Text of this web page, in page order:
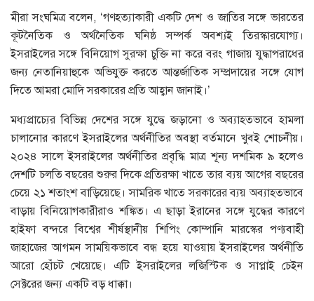
মীরা সংঘমিত্র বলেন, ‘গণহত্যাকারী একটি দেশ ও জাতির সঙ্গে ভারতের
কূটনৈতিক ও অর্থনৈতিক ঘনিষ্ঠ সম্পর্ক অবশ্যই তিরস্কারযোগ্য।
ইসরাইলের সঙ্গে বিনিয়োগ সুরক্ষা চুক্তি না করে বরং গাজায় যুদ্ধাপরাধের
জন্য নেতানিয়াহুকে অভিযুক্ত করতে আন্তর্জাতিক সম্প্রদায়ের সঙ্গে যোগ
দিতে আমরা মোদি সরকারের প্রতি আহ্বান জানাই।’
মধ্যপ্রাচ্যের বিভিন্ন দেশের সঙ্গে যুদ্ধে জড়ানো ও অব্যাহতভাবে হামলা
চালানোর কারণে ইসরাইলের অর্থনীতির অবস্থা বর্তমানে খুবই শোচনীয়।
২০২৪ সালে ইসরাইলের অর্থনীতির প্রবৃদ্ধি মাত্র শূন্য দশমিক ৯ হলেও
দেশটি চলতি বছরের শুরুর দিকে প্রতিরক্ষা খাতে তার ব্যয় আগের বছরের
চেয়ে ২১ শতাংশ বাড়িয়েছে। সামরিক খাতে সরকারের ব্যয় অব্যাহতভাবে
বাড়ায় বিনিয়োগকারীরাও শঙ্কিত। এ ছাড়া ইরানের সঙ্গে যুদ্ধের কারণে
হাইফা বন্দরে বিশ্বের শীর্ষস্থানীয় শিপিং কোম্পানি মারস্কের পণ্যবাহী
জাহাজের আগমন সাময়িকভাবে বন্ধ হয়ে যাওয়ায় ইসরাইলের অর্থনীতি
আরো হোঁচট খেয়েছে। এটি ইসরাইলের লজিস্টিক ও সাপ্লাই চেইন
সেক্টরের জন্য একটি বড় ধাক্কা।